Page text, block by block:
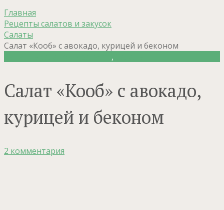
Главная
Рецепты салатов и закусок
Салаты
Салат «Кооб» с авокадо, курицей и беконом
,
Салат «Кооб» с авокадо,
курицей и беконом
2 комментария